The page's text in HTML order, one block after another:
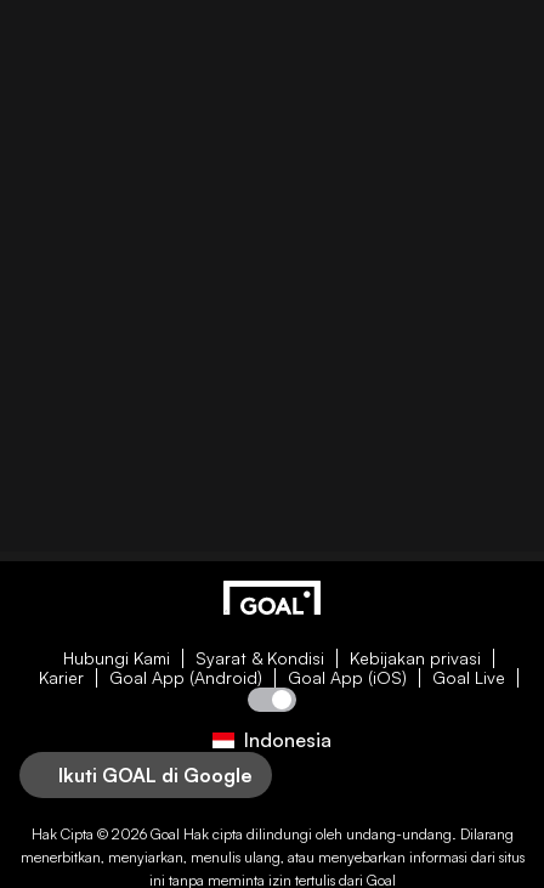
Hubungi Kami Syarat & Kondisi
Kebijakan privasi
Karier
Goal App (Android) Goal App (iOS) Goal Live
Indonesia
Ikuti GOAL di Google
Hak Cipta © 2026 Goal Hak cipta dilindungi oleh undang-undang. Dilarang
menerbitkan, menyiarkan, menulis ulang, atau menyebarkan informasi dari situs
ini tanpa meminta izin tertulis dari Goal